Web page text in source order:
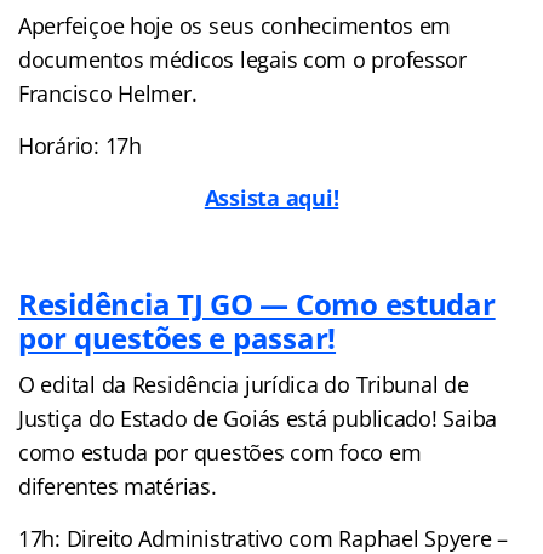
Aperfeiçoe hoje os seus conhecimentos em
documentos médicos legais com o professor
Francisco Helmer.
Horário: 17h
Assista aqui!
Residência TJ GO — Como estudar
por questões e passar!
O edital da Residência jurídica do Tribunal de
Justiça do Estado de Goiás está publicado! Saiba
como estuda por questões com foco em
diferentes matérias.
17h: Direito Administrativo com Raphael Spyere –